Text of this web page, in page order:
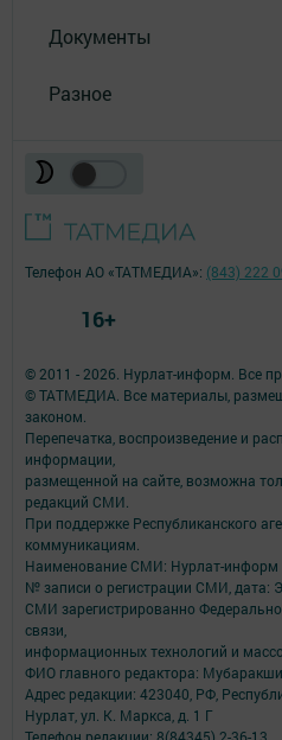
Документы
Разное
© 2011 - 2026. Нурлат-⁠информ. Все
© ТАТМЕДИА. Все материалы,
законом.
Перепечатка, воспроизведение и
информации,
размещенной на сайте, возможна
редакций СМИ.
При поддержке Республиканского
коммуникациям.
Наименование СМИ: Нурлат-⁠информ
№ записи о регистрации СМИ, дата:
СМИ зарегистрированно
связи,
информационных технологий и
ФИО главного редактора:
Адрес редакции: 423040, РФ,
Нурлат, ул. К. Маркса, д. 1 Г
Телефон редакции: 8(84345) 2-36-13
Телефон АО «ТАТМЕДИА»: (843) 222
16+